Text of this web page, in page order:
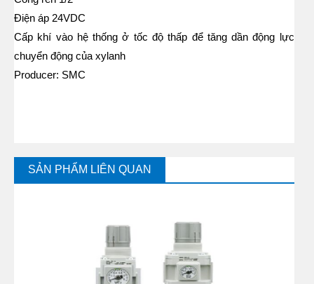
Điện áp 24VDC
Cấp khí vào hệ thống ở tốc độ thấp để tăng dần động lực
chuyển động của xylanh
Producer: SMC
SẢN PHẨM LIÊN QUAN